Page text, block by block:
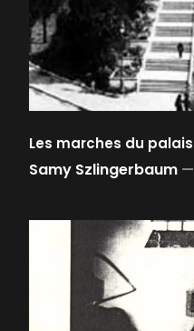
Les marches du palais
Samy Szlingerbaum —